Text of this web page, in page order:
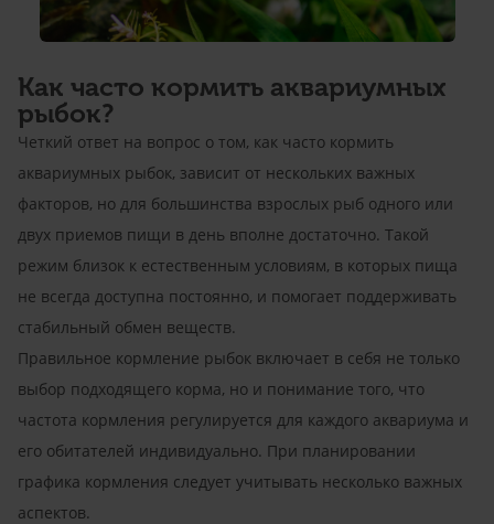
Как часто кормить аквариумных
рыбок?
Четкий ответ на вопрос о том, как часто кормить
аквариумных рыбок, зависит от нескольких важных
факторов, но для большинства взрослых рыб одного или
двух приемов пищи в день вполне достаточно. Такой
режим близок к естественным условиям, в которых пища
не всегда доступна постоянно, и помогает поддерживать
стабильный обмен веществ.
Правильное кормление рыбок включает в себя не только
выбор подходящего корма, но и понимание того, что
частота кормления регулируется для каждого аквариума и
его обитателей индивидуально. При планировании
графика кормления следует учитывать несколько важных
аспектов.